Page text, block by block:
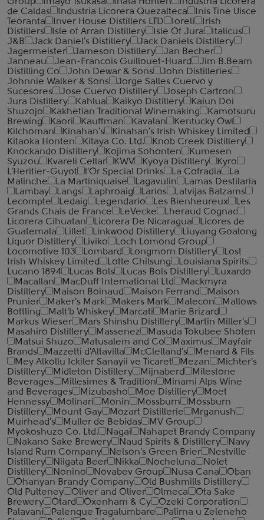
de Caldas
Industria Licorera Quezalteca
Inis Tine Uisce
Teoranta
Inver House Distillers LTD Ioreli
Irish
Distillers
Isle of Arran Distillery Isle Of Jura
Italicus
J&B
Jack Daniel's Distillery
Jack Daniels Distillery
Jagermeister
Jameson Distillery
Jan Becher
Janneau
Jean-Francois Guillouet-Huard
Jim B.Beam
Distilling Co
John Dewar & Sons
John Distilleries
Johnnie Walker & Sons
Jorge Salles Cuervo y
Sucesores
Jose Cuervo Distillery
Joseph Cartron
Jura Distillery
Kahlua Kaikyo Distillery
Kaiun Doi
Shuzojo
Kakhetian Traditional Winemaking
Kamotsuru
Brewing
Kaori Kauffman Kavalan
Kentucky Owl
Kilchoman
Kinahan's
Kinahan's Irish Whiskey Limited
Kitaoka Honten
Kitaya Co. Ltd.
Knob Creek Distillery
Knockando Distillery
Kojima Sohonten
Kumesen
Syuzou
Kvareli Cellar KWV Kyoya Distillery
Kyro
L'Heritier-Guyot
l'Or Special Drinks La Cofradia
La
Malinche
La Martiniquaise Lagavulin
Lamas Destilaria
Lambay
Langs Laphroaig Larios
Latvijas Balzams
Lecompte
Ledaig Legendario Les Bienheureux
Les
Grands Chais de France
LeVecke
Lheraud Cognac
Licorera Cihuatan
Licorera De Nicaragua
Licores de
Guatemala
Lillet Linkwood Distillery
Liuyang Goalong
Liquor Distillery
Liviko
Loch Lomond Group
Locomotive 103
Lombard Longmorn Distillery
Lost
Irish Whiskey Limited
Lotte Chilsung
Louisiana Spirits
Lucano 1894
Lucas Bols Lucas Bols Distillery
Luxardo
Macallan
MacDuff International Ltd
Mackmyra
Distillery
Maison Boinaud Maison Ferrand
Maison
Prunier
Maker's Mark Makers Mark Malecon
Mallows
Bottling
Malt'b Whiskey Marcati
Marie Brizard
Markus Wieser
Mars Shinshu Distillery
Martin Miller's
Masahiro Distillery
Massenez
Masuda Tokubee Shoten
Matsui Shuzo
Matusalem and Co Maximus
Mayfair
Brands
Mazzetti d'Altavilla McClelland's
Menard & Fils
Mey Alkollu Ickiler Sanayii ve Ticaret
Mezan
Michter's
Distillery
Midleton Distillery Mijnaberd
Milestone
Beverages
Millesimes & Tradition
Minami Alps Wine
and Beverages
Mizubasho Moe Distillery
Moet
Hennessy
Molinari Monin Mossburn
Mossburn
Distillery
Mount Gay Mozart Distillerie
Mrganush
Muirhead's
Muller de Bebidas
MV Group
Myokoshuzo Co. Ltd.
Nagai
Nahapet Brandy Company
Nakano Sake Brewery
Naud Spirits & Distillery
Navy
Island Rum Company
Nelson's Green Brier
Nestville
Distillery
Niigata Beer Nikka Nocheluna
Nolet
Distillery
Nonino Novabev Group Nusa Cana
Oban
Ohanyan Brandy Company
Old Bushmills Distillery
Old Pulteney
Oliver and Oliver Olmeca
Ota Sake
Brewery
Otard Oxenham & Cy
Ozeki Corporation
Palavani
Palenque Tragalumbare
Palirna u Zeleneho